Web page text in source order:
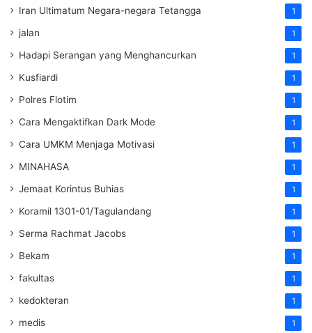
Iran Ultimatum Negara-negara Tetangga 1
jalan 1
Hadapi Serangan yang Menghancurkan 1
Kusfiardi 1
Polres Flotim 1
Cara Mengaktifkan Dark Mode 1
Cara UMKM Menjaga Motivasi 1
MINAHASA 1
Jemaat Korintus Buhias 1
Koramil 1301-01/Tagulandang 1
Serma Rachmat Jacobs 1
Bekam 1
fakultas 1
kedokteran 1
medis 1